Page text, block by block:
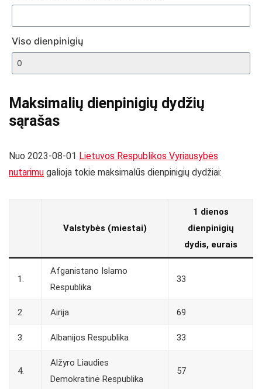
Viso dienpinigių
Maksimalių dienpinigių dydžių
sąrašas
Nuo 2023-08-01 Lietuvos Respublikos Vyriausybės
nutarimu galioja tokie maksimalūs dienpinigių dydžiai:
Valstybės (miestai)
1 dienos
dienpinigių
dydis, eurais
1.
Afganistano Islamo
Respublika
33
2. Airija 69
3. Albanijos Respublika 33
4.
Alžyro Liaudies
Demokratinė Respublika
57